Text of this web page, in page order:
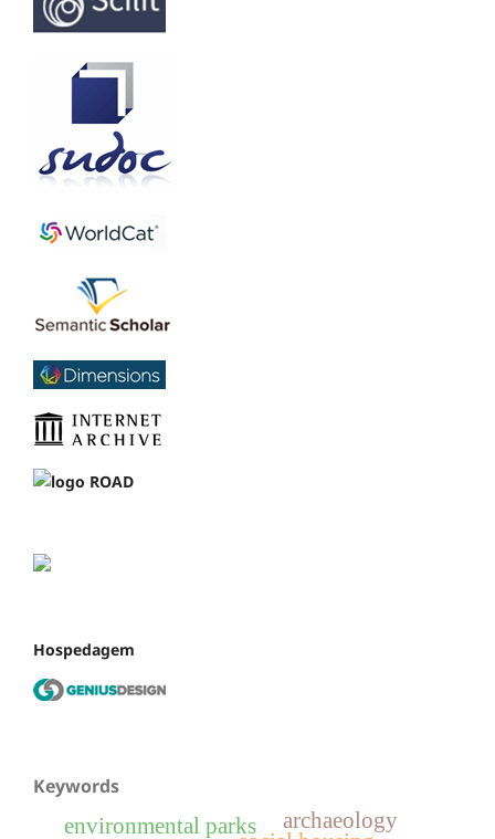
Hospedagem
Keywords
environmental parks archaeology